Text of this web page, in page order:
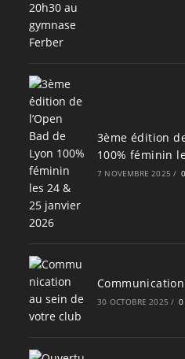
3ème édition
100% féminin
7 NOVEMBRE 2025 /
30 OCTOBRE 2025 / 0